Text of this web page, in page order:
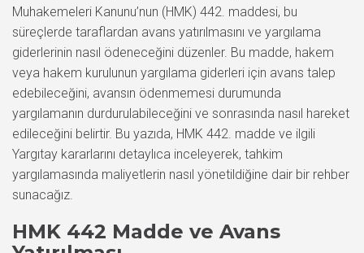
Muhakemeleri Kanunu’nun (HMK) 442. maddesi, bu
süreçlerde taraflardan avans yatırılmasını ve yargılama
giderlerinin nasıl ödeneceğini düzenler. Bu madde, hakem
veya hakem kurulunun yargılama giderleri için avans talep
edebileceğini, avansın ödenmemesi durumunda
yargılamanın durdurulabileceğini ve sonrasında nasıl hareket
edileceğini belirtir. Bu yazıda, HMK 442. madde ve ilgili
Yargıtay kararlarını detaylıca inceleyerek, tahkim
yargılamasında maliyetlerin nasıl yönetildiğine dair bir rehber
sunacağız.
HMK 442 Madde ve Avans